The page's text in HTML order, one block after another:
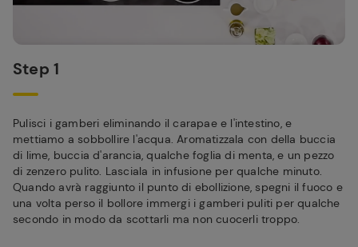
Step 1
Pulisci i gamberi eliminando il carapae e l'intestino, e
mettiamo a sobbollire l'acqua. Aromatizzala con della buccia
di lime, buccia d'arancia, qualche foglia di menta, e un pezzo
di zenzero pulito. Lasciala in infusione per qualche minuto.
Quando avrà raggiunto il punto di ebollizione, spegni il fuoco e
una volta perso il bollore immergi i gamberi puliti per qualche
secondo in modo da scottarli ma non cuocerli troppo.